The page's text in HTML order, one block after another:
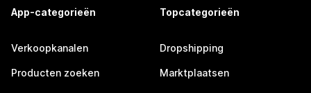
App-categorieën
Verkoopkanalen
Producten zoeken
Topcategorieën
Dropshipping
Marktplaatsen